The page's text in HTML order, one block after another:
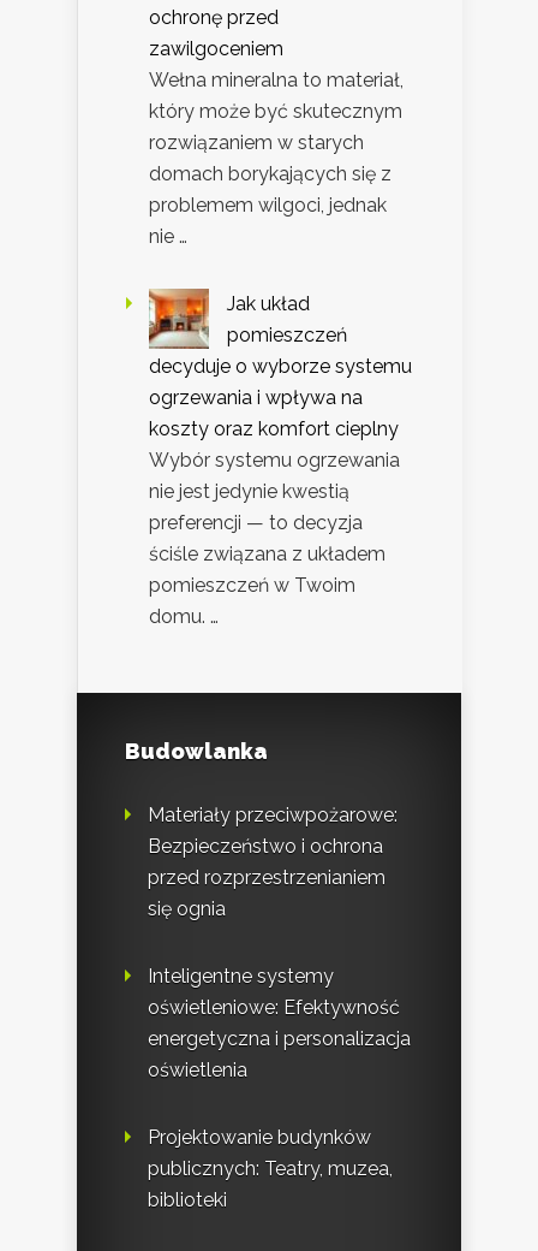
ochronę przed
zawilgoceniem
Wełna mineralna to materiał,
który może być skutecznym
rozwiązaniem w starych
domach borykających się z
problemem wilgoci, jednak
nie …
Jak układ
pomieszczeń
decyduje o wyborze systemu
ogrzewania i wpływa na
koszty oraz komfort cieplny
Wybór systemu ogrzewania
nie jest jedynie kwestią
preferencji — to decyzja
ściśle związana z układem
pomieszczeń w Twoim
domu. …
Budowlanka
Materiały przeciwpożarowe:
Bezpieczeństwo i ochrona
przed rozprzestrzenianiem
się ognia
Inteligentne systemy
oświetleniowe: Efektywność
energetyczna i personalizacja
oświetlenia
Projektowanie budynków
publicznych: Teatry, muzea,
biblioteki